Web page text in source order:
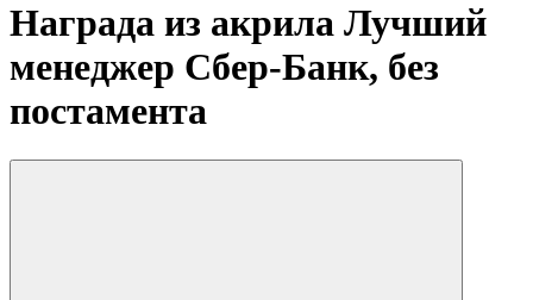
Награда из акрила Лучший
менеджер Сбер-Банк, без
постамента